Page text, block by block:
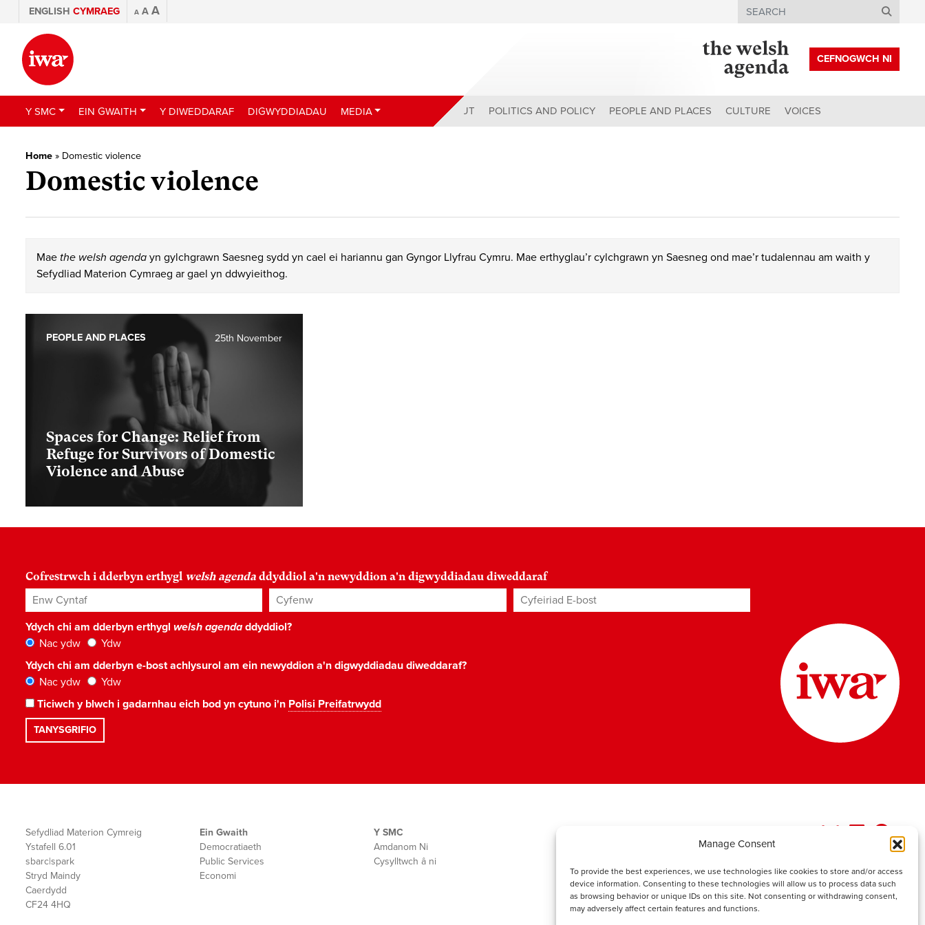
Manage Consent
To provide the best experiences, we use technologies like cookies to store and/or access
device information. Consenting to these technologies will allow us to process data such
as browsing behavior or unique IDs on this site. Not consenting or withdrawing consent,
may adversely affect certain features and functions.
ENGLISH CYMRAEG A A A Search
CEFNOGWCH NI
Y SMC EIN GWAITH Y DIWEDDARAF DIGWYDDIADAU MEDIA ABOUT POLITICS AND POLICY PEOPLE AND PLACES CULTURE VOICES
Home » Domestic violence
Domestic violence
Mae the welsh agenda yn gylchgrawn Saesneg sydd yn cael ei hariannu gan Gyngor Llyfrau Cymru. Mae erthyglau’r cylchgrawn yn Saesneg ond mae’r tudalennau am waith y
Sefydliad Materion Cymraeg ar gael yn ddwyieithog.
Spaces for Change: Relief from
Refuge for Survivors of Domestic
Violence and Abuse
25th November
PEOPLE AND PLACES
Cofrestrwch i dderbyn erthygl welsh agenda ddyddiol a'n newyddion a'n digwyddiadau diweddaraf
Enw Cyntaf Cyfenw Cyfeiriad E-bost*
Ydych chi am dderbyn erthygl welsh agendaddyddiol?
Nac ydw
Ydw
Ydych chi am dderbyn e-bost achlysurol am ein newyddion a'n digwyddiadau diweddaraf?
Nac ydw
Ydw
Ticiwch y blwch i gadarnhau eich bod yn cytuno i'n Polisi Preifatrwydd
Sefydliad Materion Cymreig
Ystafell 6.01
sbarc|spark
Stryd Maindy
Caerdydd
CF24 4HQ
Ein Gwaith
Democratiaeth
Public Services
Economi
Y SMC
Amdanom Ni
Cysylltwch â ni